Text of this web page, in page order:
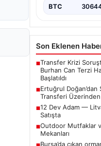
BTC
Son Eklenen
■Transfer Krizi
Burhan Can Terzi
Başlatıldı
■Ertuğrul Doğan’dan
Transferi Üzerinden
■12 Dev Adam —
Satışta
■Outdoor Mutfaklar
Mekanları
Bursa’da çıkan